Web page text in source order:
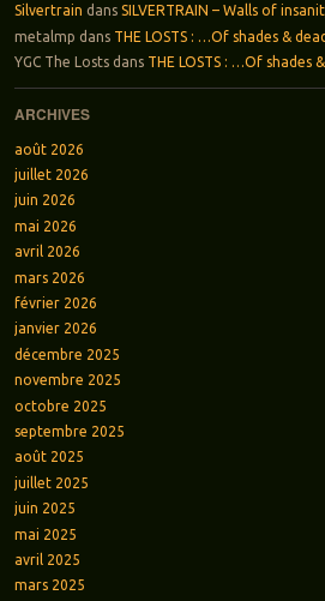
Silvertrain dans SILVERTRAIN – Walls of
metalmp dans THE LOSTS : …Of shades &
YGC The Lostsdans THE LOSTS : …Of shades
ARCHIVES
août 2026
juillet 2026
juin 2026
mai 2026
avril 2026
mars 2026
février 2026
janvier 2026
décembre 2025
novembre 2025
octobre 2025
septembre 2025
août 2025
juillet 2025
juin 2025
mai 2025
avril 2025
mars 2025